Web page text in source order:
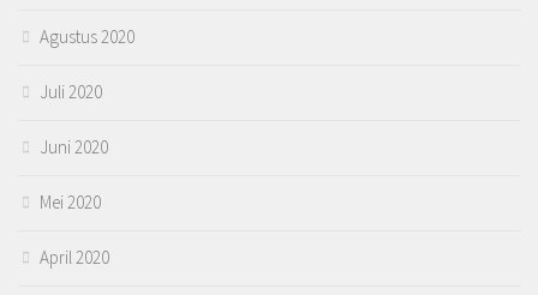
Agustus 2020
Juli 2020
Juni 2020
Mei 2020
April 2020